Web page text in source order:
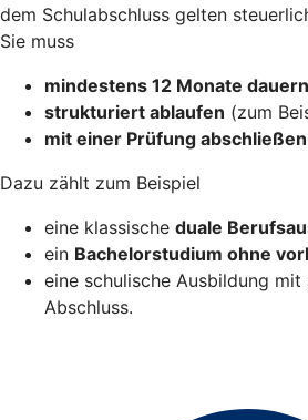
dem Schulabschluss gelten
Sie muss
mindestens 12 Monate dauern
strukturiert ablaufen (zum
mit einer Prüfung abschließen
Dazu zählt zum Beispiel
eine klassische duale
ein Bachelorstudium ohne
eine schulische Ausbildung mit
Abschluss.